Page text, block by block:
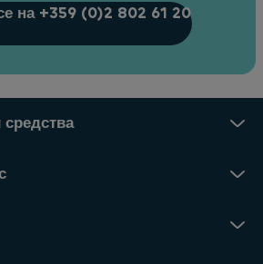
на +359 (0)2 802 61 20